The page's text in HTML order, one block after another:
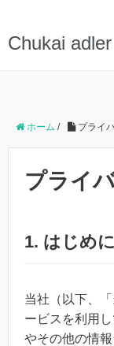
Chukai adler
ホーム / プライ
プライ
1. はじめに
当社（以下、
ービスを利用
やその他の情